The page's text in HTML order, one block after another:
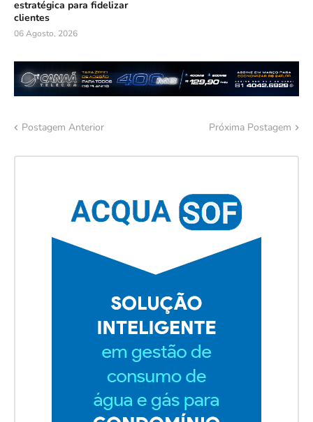
estratégica para fidelizar
clientes
06 Agosto, 2026
Postagem Anterior Próxima Postagem